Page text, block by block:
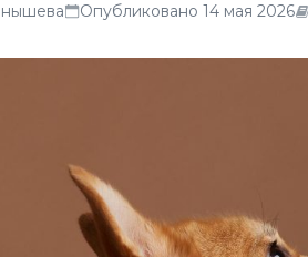
Опубликовано 14 мая 2026